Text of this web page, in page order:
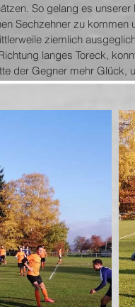
So gelang es
Sechzehner zu
ziemlich
langes Toreck,
der Gegner mehr